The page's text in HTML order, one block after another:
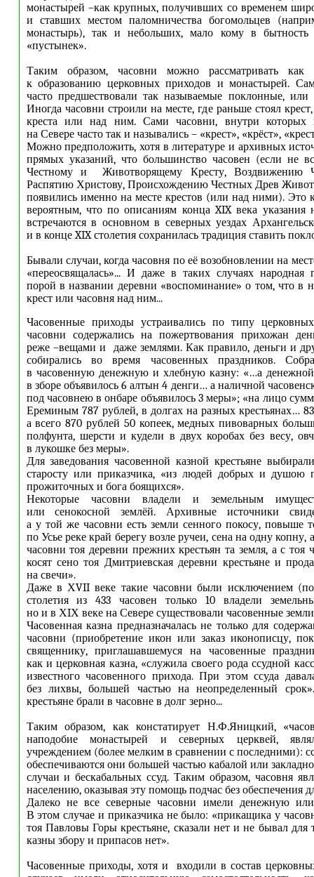
монастырей –как крупных, получивших со временем
и ставших местом паломничества богомольцев
монастырь), так и небольших, мало кому в бытность
«пустынек».
Таким образом, часовни можно рассматривать как
к образованию церковных приходов и монастырей.
часто предшествовали так называемые поклонные, или
Иногда часовни строили на месте, где раньше стоял
креста или над ним. Сами часовни, внутри которых
на Севере часто так и назывались – «крест», «крёст»,
Можно предположить, хотя в литературе и архивных
прямых указаний, что большинство часовен (если не
Честному и Животворящему Кресту, Воздвижению
Распятию Христову, Происхождению Честных Древ
появились именно на месте крестов (или над ними). Это
вероятным, что по описаниям конца XIX века указания
встречаются в основном в северных уездах
и в конце XIX столетия сохранилась традиция ставить
Бывали случаи, когда часовня по её возобновлении на
«переосвящалась»... И даже в таких случаях народная
порой в названии деревни «воспоминание» о том, что в
крест или часовня над ним...
Часовенные приходы устраивались по типу
часовни содержались на пожертвования прихожан
реже –вещами и даже землями. Как правило, деньги и
собирались во время часовенных праздников.
в часовенную денежную и хлебную казну: «…а
в зборе объявилось 6 алтын 4 денги… а наличной
под часовнею в онбаре объявилось 3 меры»; «на лицо
Ереминым 787 рублей, в долгах на разных крестьянах…
а всего 870 рублей 50 копеек, медных пивоварных
полфунта, шерсти и кудели в двух коробах без весу,
в лукошке без меры».
Для заведования часовенной казной крестьяне
старосту или приказчика, «из людей добрых и душою
прожиточных и бога боящихся».
Некоторые часовни владели и земельным
или сенокосной землёй. Архивные источники
а у той же часовни есть земли сенного покосу, повыше
по Усье реке край берегу возле ручеи, сена на одну копну,
часовни тоя деревни прежних крестьян та земля, а с тоя
косят сено тоя Дмитриевская деревни крестьяне и
на свечи».
Даже в ХVII веке такие часовни были исключением
столетия из 433 часовен только 10 владели
но и в ХIХ веке на Севере существовали часовенные
Часовенная казна предназначалась не только для
часовни (приобретение икон или заказ иконописцу,
священнику, приглашавшемуся на часовенные
как и церковная казна, «служила своего рода ссудной
известного часовенного прихода. При этом ссуда
без лихвы, большей частью на неопределенный
крестьяне брали в часовне в долг зерно...
Таким образом, как констатирует Н.Ф.Яницкий,
наподобие монастырей и северных церквей,
учреждением (более мелким в сравнении с последними):
обеспечиваются они большей частью кабалой или
случаи и бескабальных ссуд. Таким образом, часовня
населению, оказывая эту помощь подчас без обеспечения
Далеко не все северные часовни имели денежную
В этом случае и приказчика не было: «прикащика у
тоя Павловы Горы крестьяне, сказали нет и не бывал для
казны збору и припасов нет».
Часовенные приходы, хотя и входили в состав